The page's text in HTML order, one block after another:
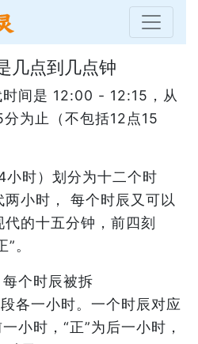
几点到几点钟
间是 12:00 - 12:15，从
为止（不包括12点15
时）划分为十二个时
小时， 每个时辰又可以
的十五分钟，前四刻
。
个时辰被拆
各一小时。一个时辰对应
小时，“正”为后一小时，